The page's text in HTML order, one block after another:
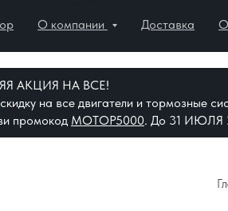
О компании Доставка
АКЦИЯ НА ВСЕ!
на все двигатели и тормозные
промокод МОТОР5000. До 31 ИЮЛЯ